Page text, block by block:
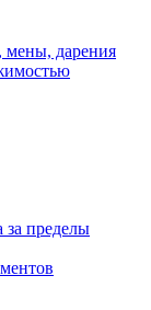
мены, дарения
за пределы